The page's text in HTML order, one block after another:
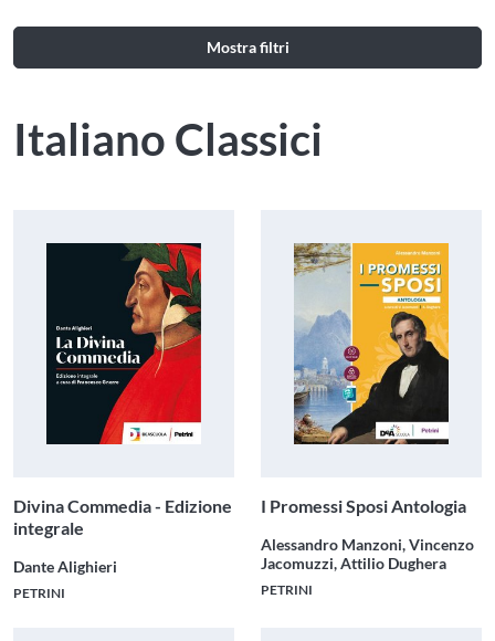
Mostra filtri
Italiano Classici
Divina Commedia - Edizione
integrale
Dante Alighieri
PETRINI
I Promessi Sposi Antologia
Alessandro Manzoni, Vincenzo
Jacomuzzi, Attilio Dughera
PETRINI